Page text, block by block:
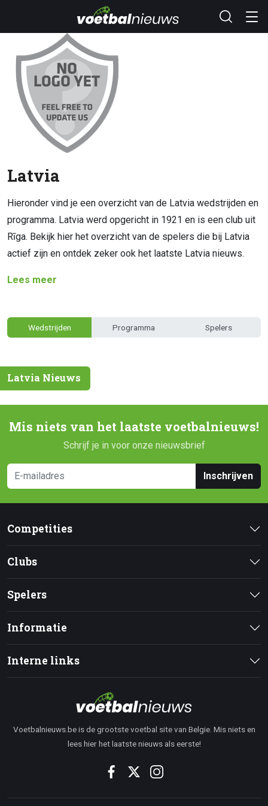
Latvia
Hieronder vind je een overzicht van de Latvia wedstrijden en
programma. Latvia werd opgericht in 1921 en is een club uit
Rīga. Bekijk hier het overzicht van de spelers die bij Latvia
actief zijn en ontdek zeker ook het laatste Latvia nieuws.
Lees meer
Wedstrijden Programma Spelers
Latvia Nieuws
Mis niets van het laatste voetbalnieuws!
Schrijf je in voor onze nieuwsbrief
Inschrijven
Competities
Clubs
Spelers
Informatie
Interne links
Voetbalnieuws.be is de grootste voetbal site van Belgie. Mis niets en
lees hier het laatste nieuws als eerste!